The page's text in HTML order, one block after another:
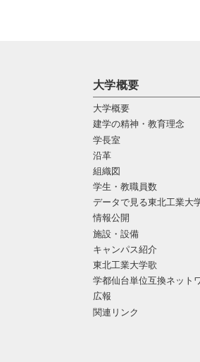
大学概要
大学概要
建学の精神・教育理念
学長室
沿革
組織図
学生・教職員数
データで見る東北工業大
情報公開
施設・設備
キャンパス紹介
東北工業大学歌
学都仙台単位互換ネット
広報
関連リンク